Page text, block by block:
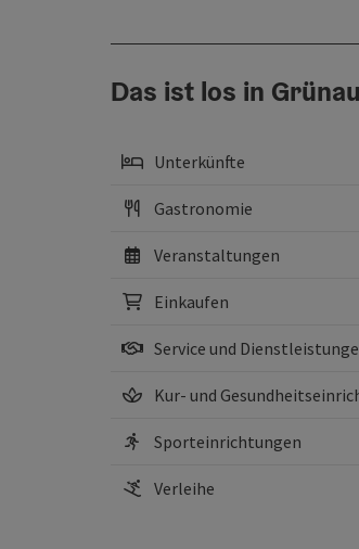
Das ist los in
Unterkünfte
Gastronomie
Veranstaltungen
Einkaufen
Service und
Kur- und
Sporteinrichtungen
Verleihe